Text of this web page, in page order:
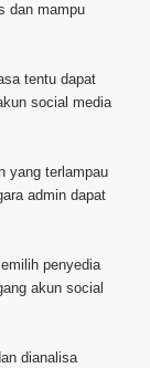
dan mampu
tentu dapat
social media
yang terlampau
admin dapat
penyedia
akun social
dianalisa